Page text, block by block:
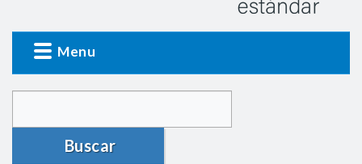
Menu
Buscar